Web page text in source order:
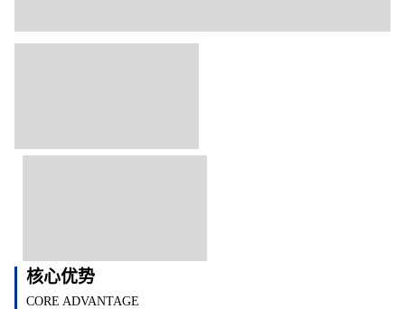
核心优势
CORE ADVANTAGE